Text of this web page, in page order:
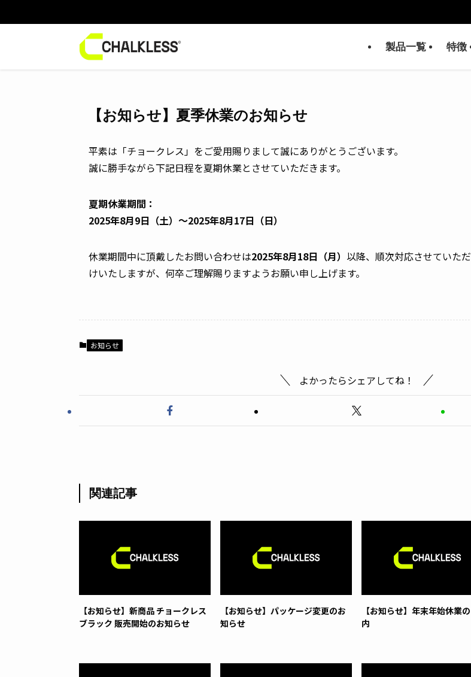
製品一覧 特徴
【お知らせ】夏季休業のお知らせ
平素は「チョークレス」をご愛用賜りまして誠にありがとうございます。
誠に勝手ながら下記日程を夏期休業とさせていただきます。
夏期休業期間：
2025年8月9日（土）～2025年8月17日（日）
休業期間中に頂戴したお問い合わせは2025年8月18日（月） 以降、順次対応させていた
けいたしますが、何卒ご理解賜りますようお願い申し上げます。
お知らせ
よかったらシェアしてね！
関連記事
【お知らせ】新商品 チョークレス
ブラック 販売開始のお知らせ
【お知らせ】パッケージ変更のお
知らせ
【お知らせ】年末年始休業
内